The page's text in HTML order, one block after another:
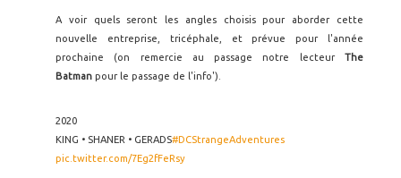
A voir quels seront les angles choisis pour aborder cette
nouvelle entreprise, tricéphale, et prévue pour l'année
prochaine (on remercie au passage notre lecteur The
Batman pour le passage de l'info').
2020
KING • SHANER • GERADS#DCStrangeAdventures
pic.twitter.com/7Eg2fFeRsy